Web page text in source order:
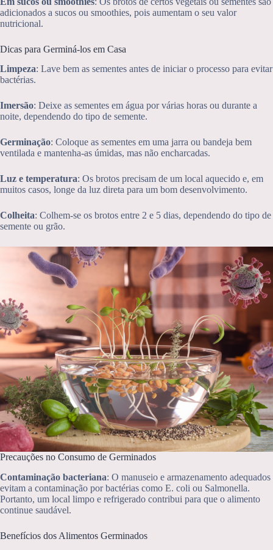
adicionados a sucos ou smoothies, pois aumentam o seu valor
nutricional.
Dicas para Germiná-los em Casa
Limpeza: Lave bem as sementes antes de iniciar o processo para evitar
bactérias.
Imersão: Deixe as sementes em água por várias horas ou durante a
noite, dependendo do tipo de semente.
Germinação: Coloque as sementes em uma jarra ou bandeja bem
ventilada e mantenha-as úmidas, mas não encharcadas.
Luz e temperatura: Os brotos precisam de um local aquecido e, em
muitos casos, longe da luz direta para um bom desenvolvimento.
Colheita: Colhem-se os brotos entre 2 e 5 dias, dependendo do tipo de
semente ou grão.
Precauções no Consumo de Germinados
Contaminação bacteriana: O manuseio e armazenamento adequados
evitam a contaminação por bactérias como E. coli ou Salmonella.
Portanto, um local limpo e refrigerado contribui para que o alimento
continue saudável.
Benefícios dos Alimentos Germinados